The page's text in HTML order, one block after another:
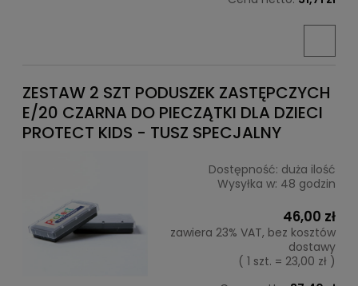
ZESTAW 2 SZT PODUSZEK ZASTĘPCZYCH
E/20 CZARNA DO PIECZĄTKI DLA DZIECI
PROTECT KIDS - TUSZ SPECJALNY
Dostępność: duża ilość
Wysyłka w: 48 godzin
46,00 zł
zawiera 23% VAT, bez kosztów
dostawy
( 1 szt. = 23,00 zł )